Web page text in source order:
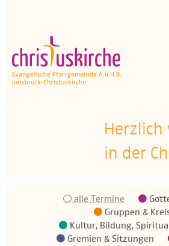
Unser
OEZ
Kontakt
in der
alle Termine
Gruppen &
Kultur, Bildung,
Gremien & Sitzungen